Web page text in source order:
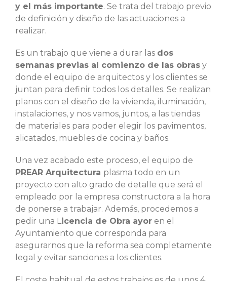
y el más importante. Se trata del trabajo previo
de definición y diseño de las actuaciones a
realizar.
Es un trabajo que viene a durar las dos
semanas previas al comienzo de las obras y
donde el equipo de arquitectos y los clientes se
juntan para definir todos los detalles. Se realizan
planos con el diseño de la vivienda, iluminación,
instalaciones, y nos vamos, juntos, a las tiendas
de materiales para poder elegir los pavimentos,
alicatados, muebles de cocina y baños.
Una vez acabado este proceso, el equipo de
PREAR Arquitectura plasma todo en un
proyecto con alto grado de detalle que será el
empleado por la empresa constructora a la hora
de ponerse a trabajar. Además, procedemos a
pedir una Licencia de Obra ayor en el
Ayuntamiento que corresponda para
asegurarnos que la reforma sea completamente
legal y evitar sanciones a los clientes.